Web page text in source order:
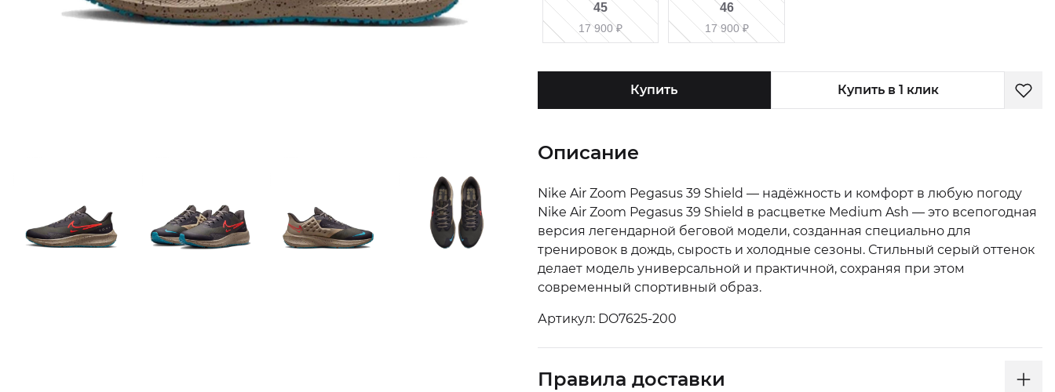
45
17 900₽
46
17 900₽
Купить Купить в 1 клик
Описание
Nike Air Zoom Pegasus 39 Shield — надёжность и комфорт в любую погоду
Nike Air Zoom Pegasus 39 Shield в расцветке Medium Ash — это всепогодная
версия легендарной беговой модели, созданная специально для
тренировок в дождь, сырость и холодные сезоны. Стильный серый оттенок
делает модель универсальной и практичной, сохраняя при этом
современный спортивный образ.
Артикул: DO7625-200
Правила доставки